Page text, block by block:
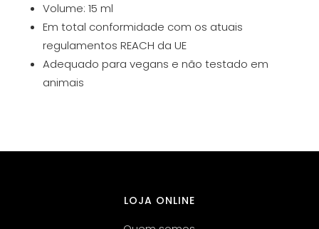
Volume: 15 ml
Em total conformidade com os atuais
regulamentos REACH da UE
Adequado para vegans e não testado em
animais
LOJA ONLINE